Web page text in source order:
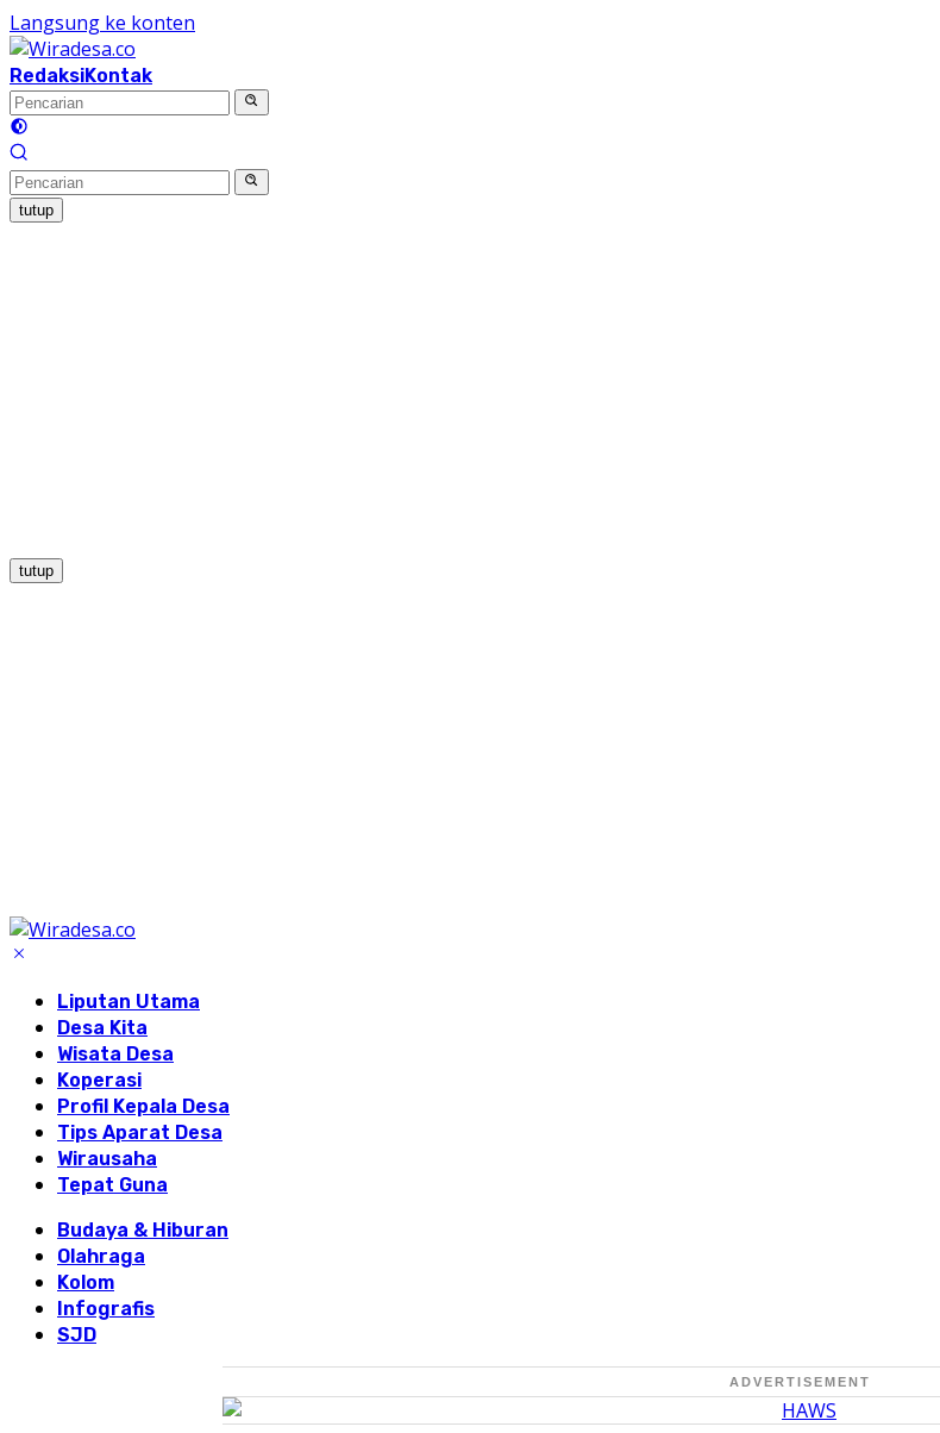
Langsung ke konten
RedaksiKontak
tutup
tutup
Liputan Utama
Desa Kita
Wisata Desa
Koperasi
Profil Kepala Desa
Tips Aparat Desa
Wirausaha
Tepat Guna
Budaya & Hiburan
Olahraga
Kolom
Infografis
SJD
ADVERTISEMENT